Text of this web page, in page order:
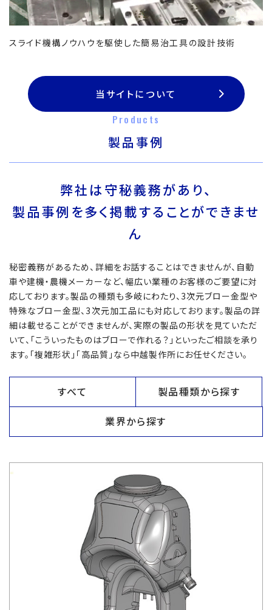
スライド機構ノウハウを駆使した簡易治工具の設計技術
当サイトについて
Products
製品事例
弊社は守秘義務があり、
製品事例を多く掲載することができませ
ん
秘密義務があるため、詳細をお話することはできませんが、自動
車や建機・農機メーカーなど、幅広い業種のお客様のご要望に対
応しております。製品の種類も多岐にわたり、3次元ブロー金型や
特殊なブロー金型、3次元加工品にも対応しております。製品の詳
細は載せることができませんが、実際の製品の形状を見ていただ
いて、「こういったものはブローで作れる？」といったご相談を承り
ます。「複雑形状」「高品質」なら中越製作所にお任せください。
すべて 製品種類から探す
業界から探す